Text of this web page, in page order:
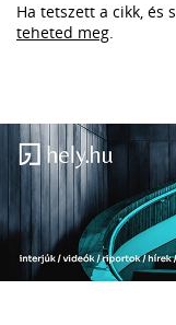
Ha tetszett a cikk, és
teheted meg.